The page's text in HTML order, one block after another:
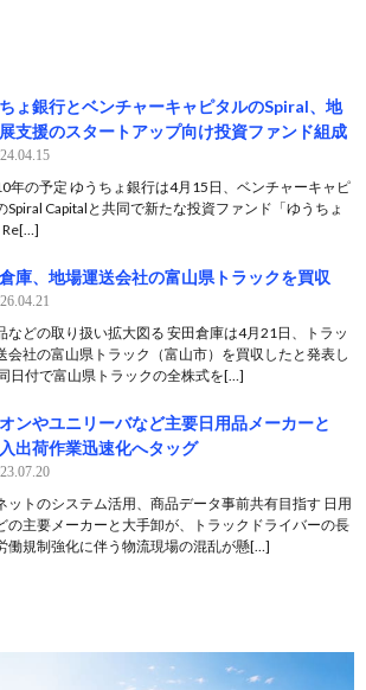
ょ銀行とベンチャーキャピタルのSpiral、地
支援のスタートアップ向け投資ファンド組成
年の予定 ゆうちょ銀行は4月15日、ベンチャーキャピ
Spiral Capitalと共同で新たな投資ファンド「ゆうちょ
Re[…]
庫、地場運送会社の富山県トラックを買収
などの取り扱い拡大図る 安田倉庫は4月21日、トラッ
会社の富山県トラック（富山市）を買収したと発表し
日付で富山県トラックの全株式を[…]
ンやユニリーバなど主要日用品メーカーと
出荷作業迅速化へタッグ
ットのシステム活用、商品データ事前共有目指す 日用
の主要メーカーと大手卸が、トラックドライバーの長
働規制強化に伴う物流現場の混乱が懸[…]